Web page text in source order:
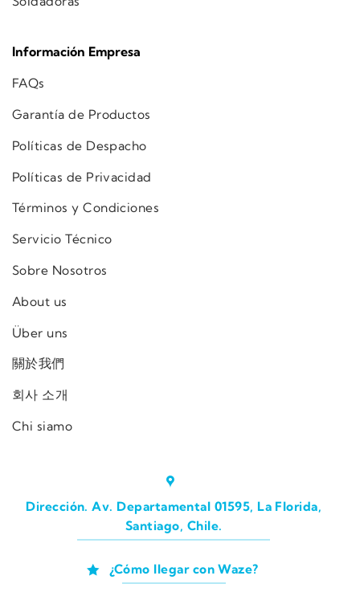
Información Empresa
FAQs
Garantía de Productos
Políticas de Despacho
Políticas de Privacidad
Términos y Condiciones
Servicio Técnico
Sobre Nosotros
About us
Über uns
關於我們
회사 소개
Chi siamo
Dirección. Av. Departamental 01595, La Florida,
Santiago, Chile.
¿Cómo llegar con Waze?